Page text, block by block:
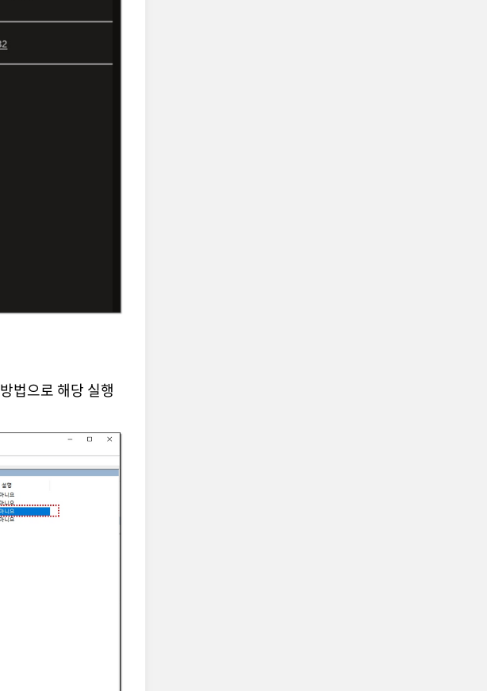
방법으로 해당 실행